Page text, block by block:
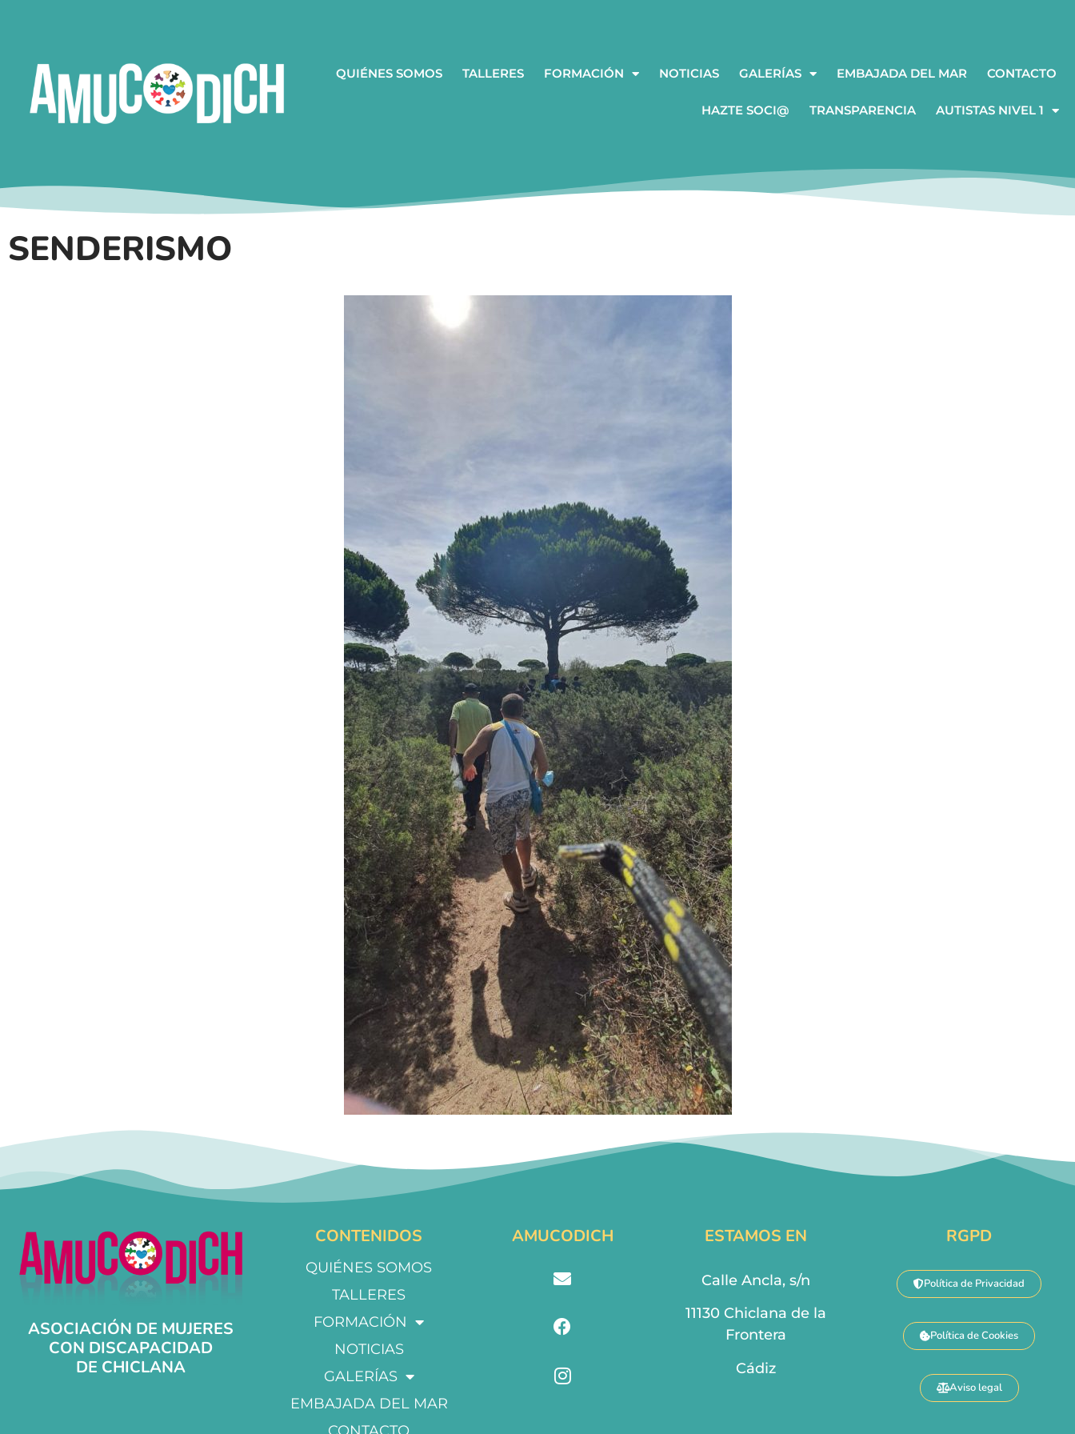
QUIÉNES SOMOS TALLERES FORMACIÓN NOTICIAS GALERÍAS EMBAJADA DEL MAR CONTACTO
HAZTE SOCI@ TRANSPARENCIA AUTISTAS NIVEL 1
SENDERISMO
ASOCIACIÓN DE MUJERES
CON DISCAPACIDAD
DE CHICLANA
CONTENIDOS
QUIÉNES SOMOS
TALLERES
FORMACIÓN
NOTICIAS
GALERÍAS
EMBAJADA DEL MAR
AMUCODICH ESTAMOS EN
Calle Ancla, s/n
11130 Chiclana de la
Frontera
Cádiz
RGPD
Política de Privacidad
Política de Cookies
Aviso legal